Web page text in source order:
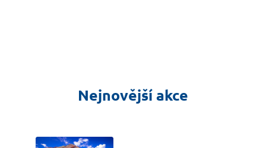
Nejnovější akce